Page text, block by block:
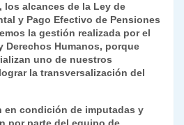
los alcances de la Ley de
y Pago Efectivo de Pensiones
la gestión realizada por el
Derechos Humanos, porque
uno de nuestros
la transversalización del
en condición de imputadas y